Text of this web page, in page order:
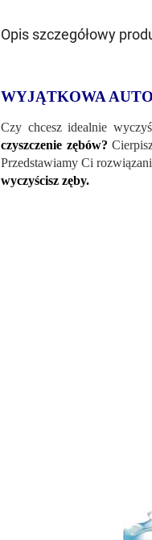
Opis szczegółowy
WYJĄTKOWA
Czy chcesz idealnie
czyszczenie zębów?
Przedstawiamy Ci
wyczyścisz zęby.